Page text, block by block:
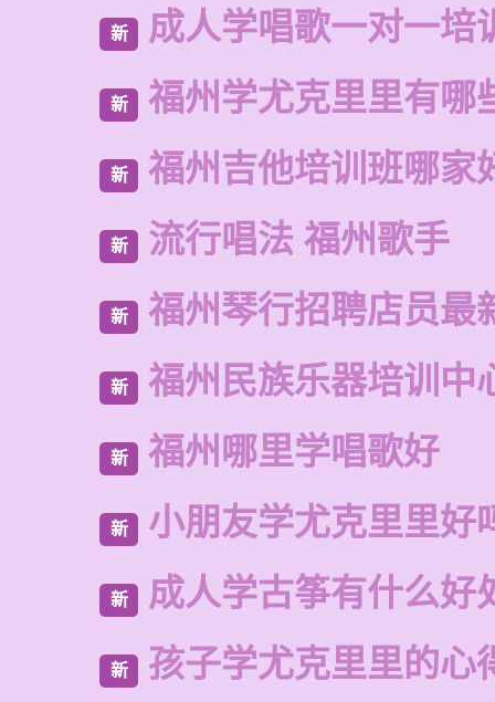
新 成人学唱歌一对一培
新 福州学尤克里里有哪
新 福州吉他培训班哪家
新 流行唱法 福州歌手
新 福州琴行招聘店员最
新 福州民族乐器培训中
新 福州哪里学唱歌好
新 小朋友学尤克里里好
新 成人学古筝有什么好
新 孩子学尤克里里的心